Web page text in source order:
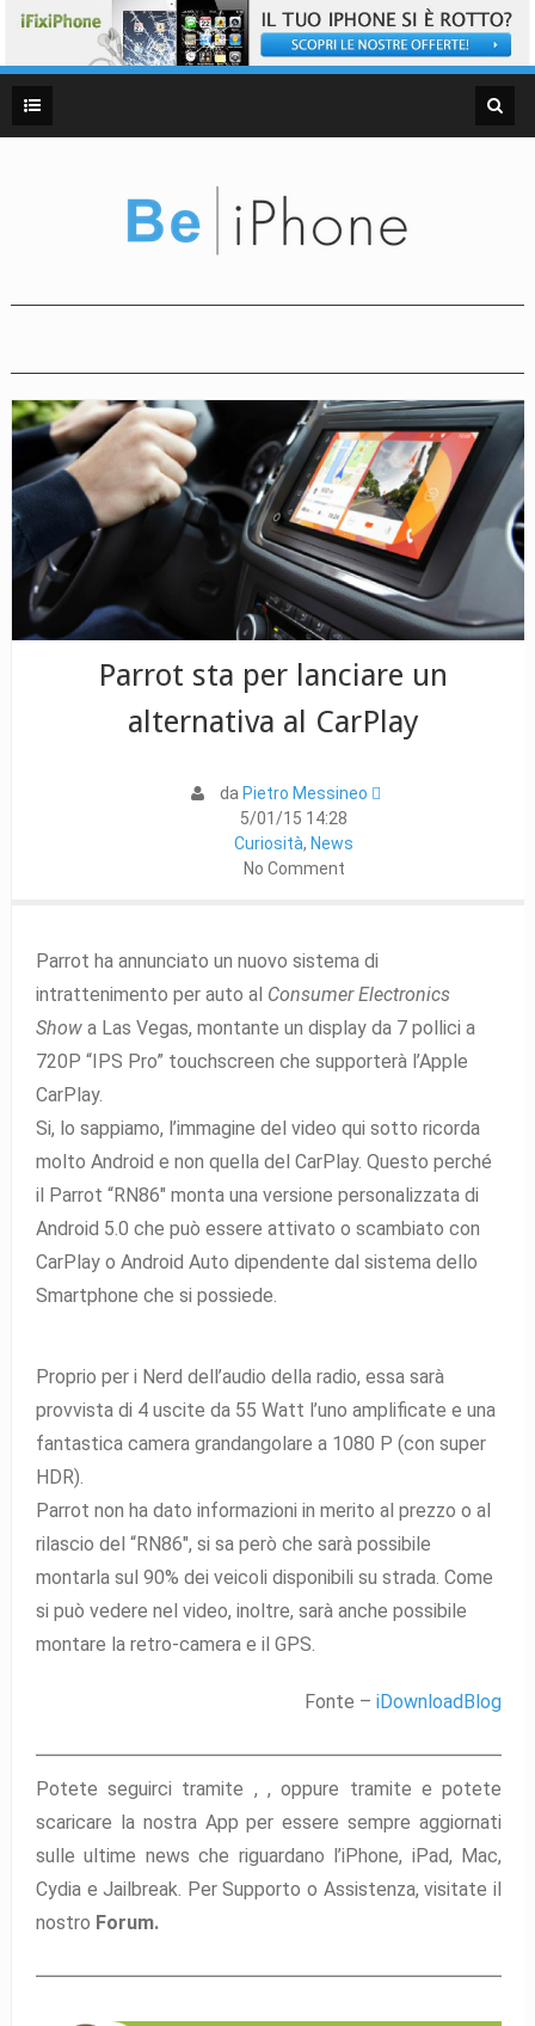
Parrot sta per lanciare un
alternativa al CarPlay
da Pietro Messineo 
5/01/15 14:28
Curiosità, News
No Comment
Parrot ha annunciato un nuovo sistema di
intrattenimento per auto al Consumer Electronics
Show a Las Vegas, montante un display da 7 pollici a
720P “IPS Pro” touchscreen che supporterà l’Apple
CarPlay.
Si, lo sappiamo, l’immagine del video qui sotto ricorda
molto Android e non quella del CarPlay. Questo perché
il Parrot “RN86″ monta una versione personalizzata di
Android 5.0 che può essere attivato o scambiato con
CarPlay o Android Auto dipendente dal sistema dello
Smartphone che si possiede.
Proprio per i Nerd dell’audio della radio, essa sarà
provvista di 4 uscite da 55 Watt l’uno amplificate e una
fantastica camera grandangolare a 1080 P (con super
HDR).
Parrot non ha dato informazioni in merito al prezzo o al
rilascio del “RN86″, si sa però che sarà possibile
montarla sul 90% dei veicoli disponibili su strada. Come
si può vedere nel video, inoltre, sarà anche possibile
montare la retro-camera e il GPS.
Fonte –iDownloadBlog
Potete seguirci tramite , ,oppure tramite e potete
scaricare la nostra App per essere sempre aggiornati
sulle ultime news che riguardano l’iPhone, iPad, Mac,
Cydia e Jailbreak. Per Supporto o Assistenza, visitate il
nostro Forum.